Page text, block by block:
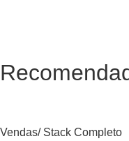
Vendas/ Stack Completo